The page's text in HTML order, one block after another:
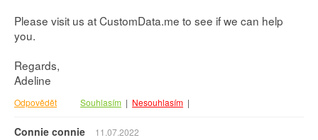
Please visit us at CustomData.me to see if we can help
you.
Regards,
Adeline
Odpovědět Souhlasím | Nesouhlasím |
Connie connie 11.07.2022